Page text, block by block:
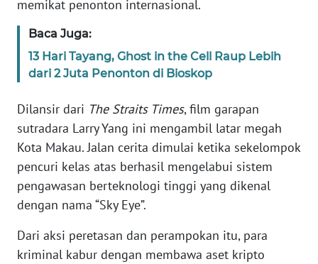
memikat penonton internasional.
Baca Juga:
13 Hari Tayang, Ghost in the Cell Raup Lebih
dari 2 Juta Penonton di Bioskop
Dilansir dari The Straits Times, film garapan
sutradara Larry Yang ini mengambil latar megah
Kota Makau. Jalan cerita dimulai ketika sekelompok
pencuri kelas atas berhasil mengelabui sistem
pengawasan berteknologi tinggi yang dikenal
dengan nama “Sky Eye”.
Dari aksi peretasan dan perampokan itu, para
kriminal kabur dengan membawa aset kripto
INFO
MEDIA
SIBER
REDAKSI
KARIR